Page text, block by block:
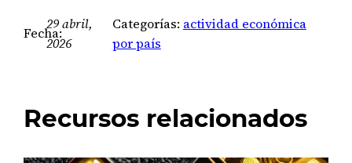
Fecha:
29 abril,
2026
Categorías: actividad económica
por país
Recursos relacionados